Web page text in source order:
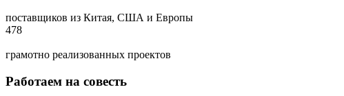
поставщиков из Китая, США и Европы
478
грамотно реализованных проектов
Работаем на совесть